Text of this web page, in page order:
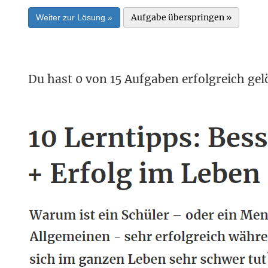
Weiter zur Lösung » Aufgabe überspringen »
Du hast 0 von 15 Aufgaben erfolgreich